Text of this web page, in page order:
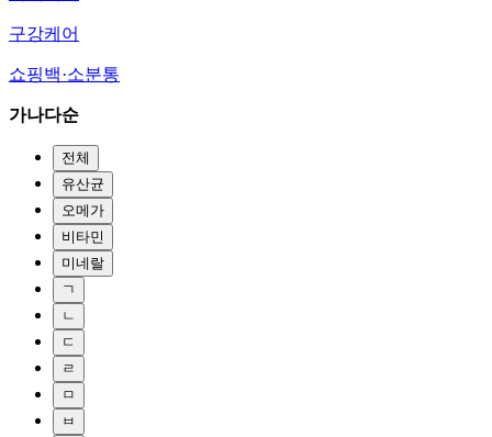
구강케어
쇼핑백·소분통
가나다순
전체
유산균
오메가
비타민
미네랄
ㄱ
ㄴ
ㄷ
ㄹ
ㅁ
ㅂ